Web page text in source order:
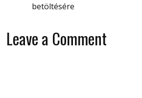
betöltésére
Leave a Comment